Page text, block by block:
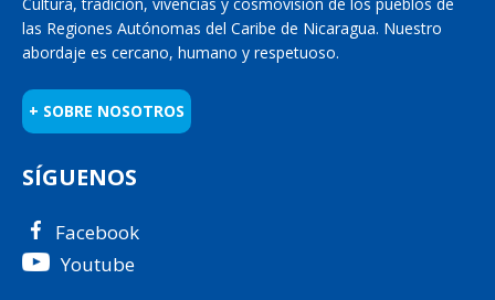
las Regiones Autónomas del Caribe de Nicaragua. Nuestro
abordaje es cercano, humano y respetuoso.
+ SOBRE NOSOTROS
SÍGUENOS
Facebook
Youtube